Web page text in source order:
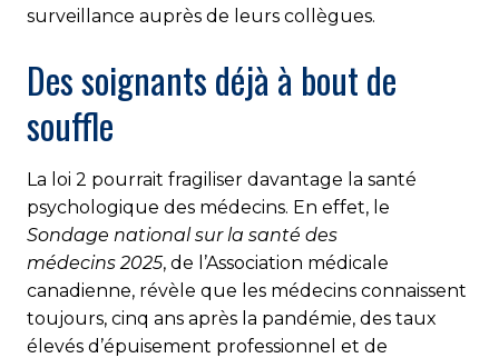
surveillance auprès de leurs collègues.
Des soignants déjà à bout de
souffle
La loi 2 pourrait fragiliser davantage la santé
psychologique des médecins. En effet, le
Sondage national sur la santé des
médecins 2025, de l’Association médicale
canadienne, révèle que les médecins connaissent
toujours, cinq ans après la pandémie, des taux
élevés d’épuisement professionnel et de